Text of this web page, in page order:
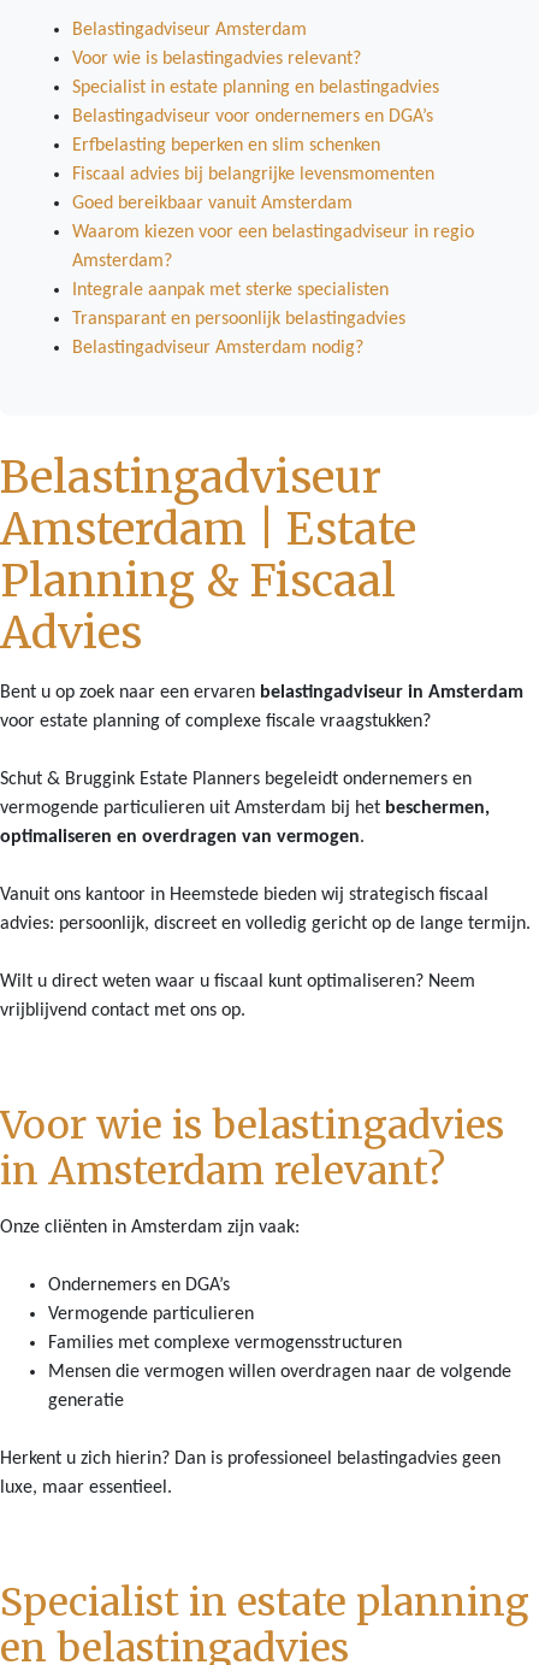
Belastingadviseur Amsterdam
Voor wie is belastingadvies relevant?
Specialist in estate planning en belastingadvies
Belastingadviseur voor ondernemers en DGA’s
Erfbelasting beperken en slim schenken
Fiscaal advies bij belangrijke levensmomenten
Goed bereikbaar vanuit Amsterdam
Waarom kiezen voor een belastingadviseur in regio
Amsterdam?
Integrale aanpak met sterke specialisten
Transparant en persoonlijk belastingadvies
Belastingadviseur Amsterdam nodig?
Belastingadviseur
Amsterdam | Estate
Planning & Fiscaal
Advies
Bent u op zoek naar een ervaren belastingadviseur in Amsterdam
voor estate planning of complexe fiscale vraagstukken?
Schut & Bruggink Estate Planners begeleidt ondernemers en
vermogende particulieren uit Amsterdam bij het beschermen,
optimaliseren en overdragen van vermogen.
Vanuit ons kantoor in Heemstede bieden wij strategisch fiscaal
advies: persoonlijk, discreet en volledig gericht op de lange termijn.
Wilt u direct weten waar u fiscaal kunt optimaliseren? Neem
vrijblijvend contact met ons op.
Voor wie is belastingadvies
in Amsterdam relevant?
Onze cliënten in Amsterdam zijn vaak:
Ondernemers en DGA’s
Vermogende particulieren
Families met complexe vermogensstructuren
Mensen die vermogen willen overdragen naar de volgende
generatie
Herkent u zich hierin? Dan is professioneel belastingadvies geen
luxe, maar essentieel.
Specialist in estate planning
en belastingadvies